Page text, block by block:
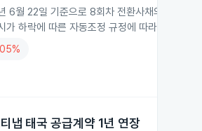
6월 22일 기준으로 8회차 전환사채의 전환
가 하락에 따른 자동조정 규정에 따라 이사회
냅 태국 공급계약 1년 연장